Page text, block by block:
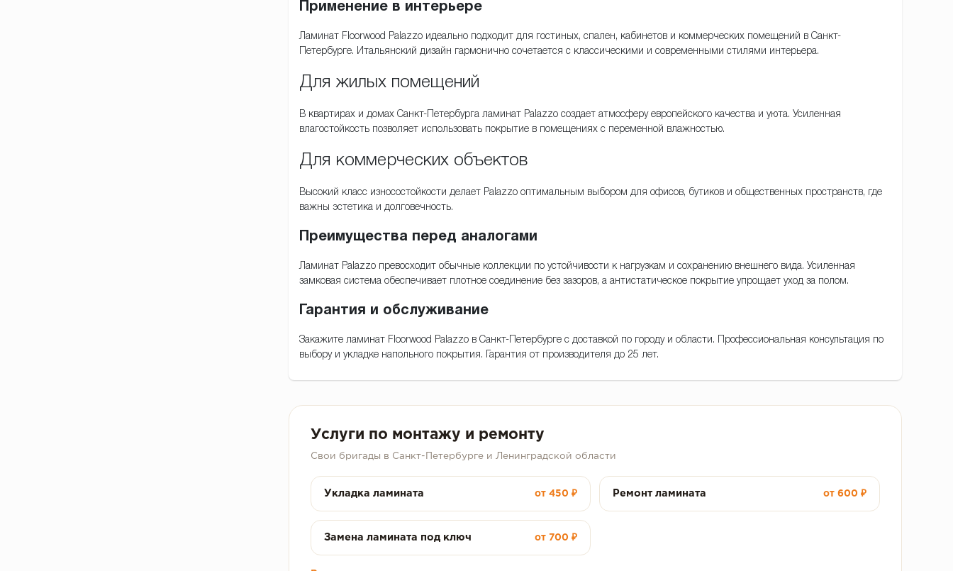
Применение в интерьере
Ламинат Floorwood Palazzo идеально подходит для гостиных, спален, кабинетов и коммерческих помещений в Санкт-
Петербурге. Итальянский дизайн гармонично сочетается с классическими и современными стилями интерьера.
Для жилых помещений
В квартирах и домах Санкт-Петербурга ламинат Palazzo создает атмосферу европейского качества и уюта. Усиленная
влагостойкость позволяет использовать покрытие в помещениях с переменной влажностью.
Для коммерческих объектов
Высокий класс износостойкости делает Palazzo оптимальным выбором для офисов, бутиков и общественных пространств, где
важны эстетика и долговечность.
Преимущества перед аналогами
Ламинат Palazzo превосходит обычные коллекции по устойчивости к нагрузкам и сохранению внешнего вида. Усиленная
замковая система обеспечивает плотное соединение без зазоров, а антистатическое покрытие упрощает уход за полом.
Гарантия и обслуживание
Закажите ламинат Floorwood Palazzo в Санкт-Петербурге с доставкой по городу и области. Профессиональная консультация по
выбору и укладке напольного покрытия. Гарантия от производителя до 25 лет.
Услуги по монтажу и ремонту
Свои бригады в Санкт-Петербурге и Ленинградской области
Укладка ламината от 450 ₽ Ремонт ламината от 600 ₽
Замена ламината под ключ от 700 ₽